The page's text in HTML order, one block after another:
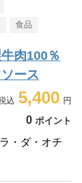
食品
肉100％
ース
5,400
0 ポイント
・ダ・オチ